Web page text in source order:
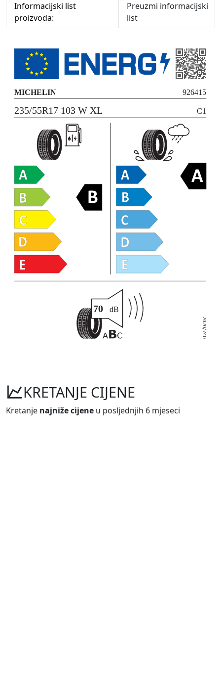
Informacijski list
proizvoda:
Preuzmi informacijski
list
KRETANJE CIJENE
Kretanje najniže cijene u posljednjih 6 mjeseci